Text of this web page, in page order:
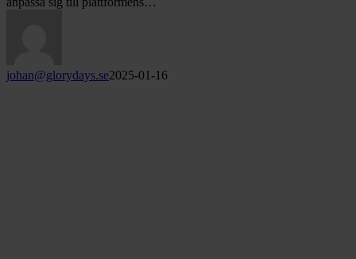
johan@glorydays.se2025-01-16